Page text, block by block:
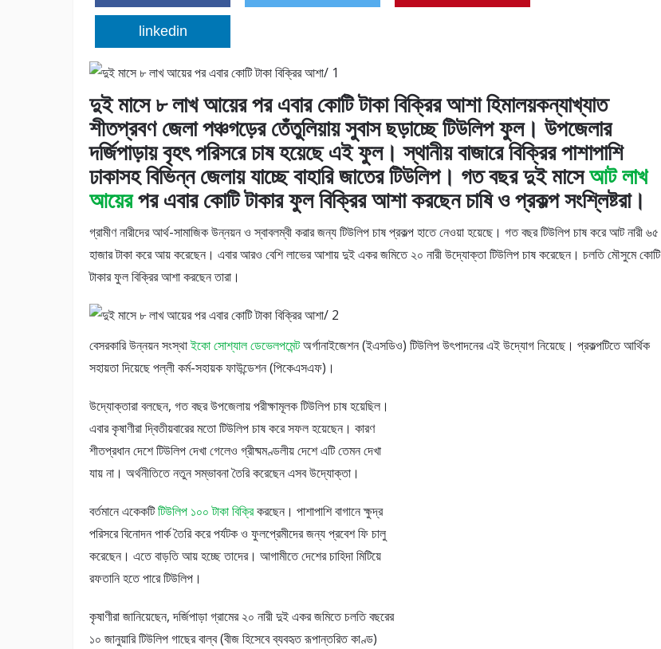
linkedin
দুই মাসে ৮ লাখ আয়ের পর এবার কোটি টাকা বিক্রির আশা হিমালয়কন্যাখ্যাত
শীতপ্রবণ জেলা পঞ্চগড়ের তেঁতুলিয়ায় সুবাস ছড়াচ্ছে টিউলিপ ফুল। উপজেলার
দর্জিপাড়ায় বৃহৎ পরিসরে চাষ হয়েছে এই ফুল। স্থানীয় বাজারে বিক্রির পাশাপাশি
ঢাকাসহ বিভিন্ন জেলায় যাচ্ছে বাহারি জাতের টিউলিপ। গত বছর দুই মাসেআট লাখ
আয়েরপর এবার কোটি টাকার ফুল বিক্রির আশা করছেন চাষি ও প্রকল্প সংশ্লিষ্টরা।
গ্রামীণ নারীদের আর্থ-সামাজিক উন্নয়ন ও স্বাবলম্বী করার জন্য টিউলিপ চাষ প্রকল্প হাতে নেওয়া হয়েছে। গত বছর টিউলিপ চাষ করে আট নারী ৬৫
হাজার টাকা করে আয় করেছেন। এবার আরও বেশি লাভের আশায় দুই একর জমিতে ২০ নারী উদ্যোক্তা টিউলিপ চাষ করেছেন। চলতি মৌসুমে কোটি
টাকার ফুল বিক্রির আশা করছেন তারা।
বেসরকারি উন্নয়ন সংস্থাইকো সোশ্যাল ডেভেলপমেন্টঅর্গানাইজেশন (ইএসডিও) টিউলিপ উৎপাদনের এই উদ্যোগ নিয়েছে। প্রকল্পটিতে আর্থিক
সহায়তা দিয়েছে পল্লী কর্ম-সহায়ক ফাউন্ডেশন (পিকেএসএফ)।
উদ্যোক্তারা বলছেন, গত বছর উপজেলায় পরীক্ষামূলক টিউলিপ চাষ হয়েছিল।
এবার কৃষাণীরা দ্বিতীয়বারের মতো টিউলিপ চাষ করে সফল হয়েছেন। কারণ
শীতপ্রধান দেশে টিউলিপ দেখা গেলেও গ্রীষ্মমণ্ডলীয় দেশে এটি তেমন দেখা
যায় না। অর্থনীতিতে নতুন সম্ভাবনা তৈরি করেছেন এসব উদ্যোক্তা।
বর্তমানে একেকটিটিউলিপ ১০০ টাকা বিক্রিকরছেন। পাশাপাশি বাগানে ক্ষুদ্র
পরিসরে বিনোদন পার্ক তৈরি করে পর্যটক ও ফুলপ্রেমীদের জন্য প্রবেশ ফি চালু
করেছেন। এতে বাড়তি আয় হচ্ছে তাদের। আগামীতে দেশের চাহিদা মিটিয়ে
রফতানি হতে পারে টিউলিপ।
কৃষাণীরা জানিয়েছেন, দর্জিপাড়া গ্রামের ২০ নারী দুই একর জমিতে চলতি বছরের
১০ জানুয়ারি টিউলিপ গাছের বাল্ব (বীজ হিসেবে ব্যবহৃত রূপান্তরিত কাণ্ড)